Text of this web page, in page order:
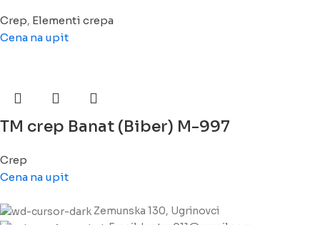
Crep, Elementi crepa
Cena na upit
TM crep Banat (Biber) M-997
Crep
Cena na upit
Zemunska 130, Ugrinovci